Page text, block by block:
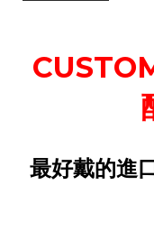
最好戴的進